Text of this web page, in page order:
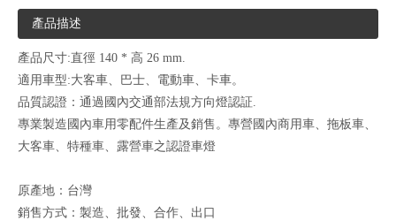
產品描述
產品尺寸:直徑 140 * 高 26 mm.
適用車型:大客車、巴士、電動車、卡車。
品質認證：通過國內交通部法規方向燈認証.
專業製造國內車用零配件生產及銷售。專營國內商用車、拖板車、
大客車、特種車、露營車之認證車燈
原產地：台灣
銷售方式：製造、批發、合作、出口